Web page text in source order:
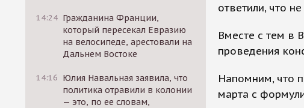
14:24 Гражданина Франции,
который пересекал Евразию
на велосипеде, арестовали на
Дальнем Востоке
14:16 Юлия Навальная заявила, что
политика отравили в колонии
— это, по ее словам,
ответили, что
Вместе с тем в
проведения
Напомним, что
марта с